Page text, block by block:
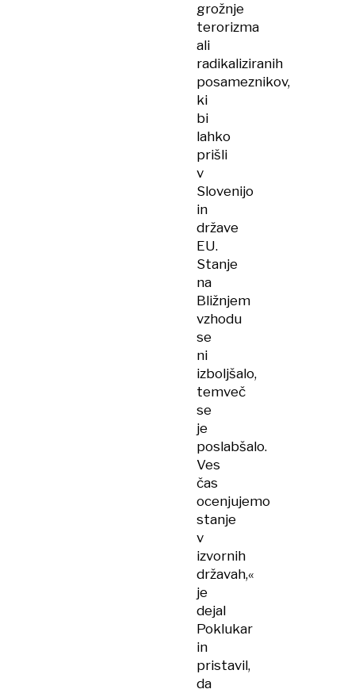
grožnje
terorizma
ali
radikaliziranih
posameznikov,
ki
bi
lahko
prišli
v
Slovenijo
in
države
EU.
Stanje
na
Bližnjem
vzhodu
se
ni
izboljšalo,
temveč
se
je
poslabšalo.
Ves
čas
ocenjujemo
stanje
v
izvornih
državah,«
je
dejal
Poklukar
in
pristavil,
da